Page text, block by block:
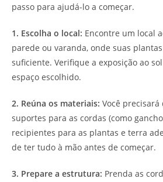
passo para ajudá-lo a começar.
1. Escolha o local: Encontre um local
parede ou varanda, onde suas
suficiente. Verifique a exposição ao
espaço escolhido.
2. Reúna os materiais: Você precisará
suportes para as cordas (como
recipientes para as plantas e terra
de ter tudo à mão antes de começar.
3. Prepare a estrutura: Prenda as